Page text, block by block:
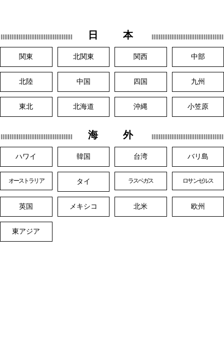
日 本
関東 北関東 関西 中部
北陸 中国 四国 九州
東北 北海道 沖縄 小笠原
海 外
ハワイ 韓国 台湾 バリ島
オーストラリア タイ ラスベガス ロサンゼルス
英国 メキシコ 北米 欧州
東アジア